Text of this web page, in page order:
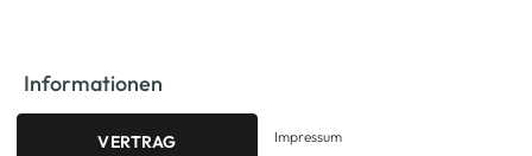
Informationen
VERTRAG
Impressum